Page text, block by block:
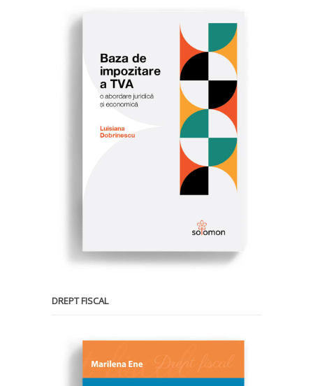
DREPT FISCAL